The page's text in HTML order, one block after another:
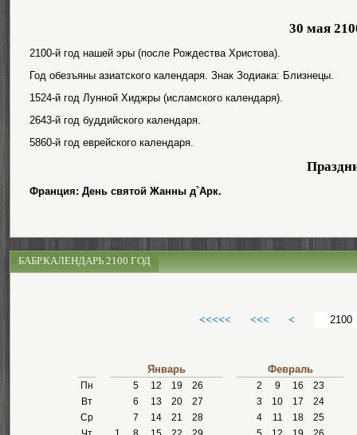
30 мая
2100-й год нашей эры (после Рождества Христова).
Год обезъяны азиатского календаря. Знак Зодиака: Близнецы.
1524-й год Лунной Хиджры (исламского календаря).
2643-й год буддийского календаря.
5860-й год еврейского календаря.
Франция: День святой Жанны д`Арк.
БАБР.КАЛЕНДАРЬ 2100 ГОД
<<<<< <<< <
Пн
Вт
Ср
Январь
5 12 19
26
6
13 20
27
7
14 21
28
Февраль
2 9 16
23
3
10 17
24
4
11 18
25